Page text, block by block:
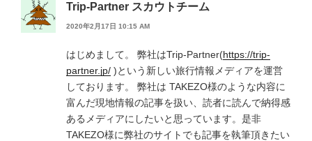
Trip-Partner スカウトチーム
2020年2月17日 10:15 AM
はじめまして。 弊社はTrip-Partner(https://trip-
partner.jp/ )という新しい旅行情報メディアを運営
しております。 弊社は TAKEZO様のような内容に
富んだ現地情報の記事を扱い、読者に読んで納得感
あるメディアにしたいと思っています。是非
TAKEZO様に弊社のサイトでも記事を執筆頂きたい